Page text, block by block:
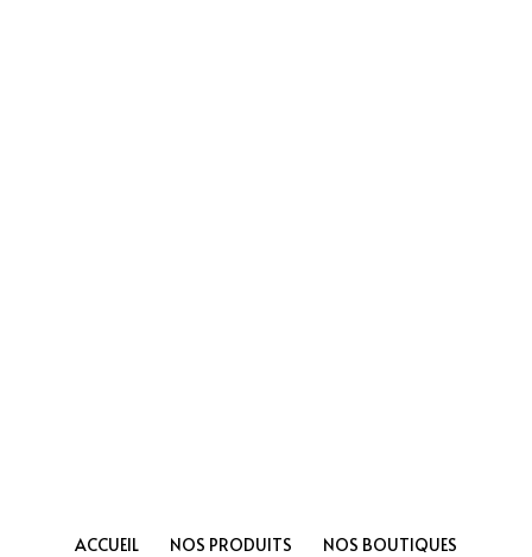
ACCUEIL NOS PRODUITS NOS BOUTIQUES